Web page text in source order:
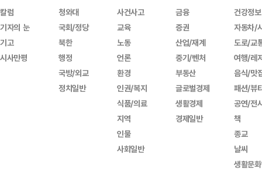
칼럼
기자의 눈
기고
시사만평
청와대
국회/정당
북한
행정
국방/외교
정치일반
사건사고
교육
노동
언론
환경
인권/복지
식품/의료
지역
인물
사회일반
금융
증권
산업/재계
중기/벤처
부동산
글로벌경제
생활경제
경제일반
건강정보
자동차/
도로/교
여행/레
음식/맛
패션/뷰
공연/전
책
종교
날씨
생활문